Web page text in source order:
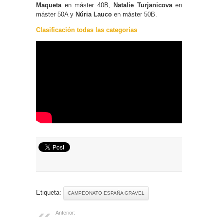
Maqueta en máster 40B, Natalie Turjanicovaen
máster 50A y Núria Lauco en máster 50B.
Clasificación todas las categorías
Etiqueta: CAMPEONATO ESPAÑA GRAVEL
Anterior: